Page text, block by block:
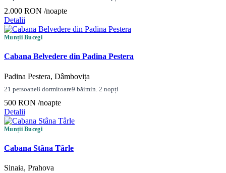
2.000 RON /noapte
Detalii
Munții Bucegi
Cabana Belvedere din Padina Pestera
Padina Pestera, Dâmbovița
21 persoane8 dormitoare9 băimin. 2 nopți
500 RON /noapte
Detalii
Munții Bucegi
Cabana Stâna Târle
Sinaia, Prahova